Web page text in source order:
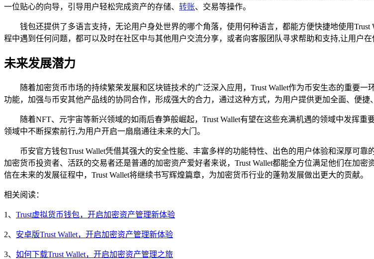
一位贴心的向导，引导用户轻松完成资产的存储、 转账、交易等操作。
钱包还提供了多语言支持，无论用户身处世界的哪个角落，使用何种语言，都能方便快捷地使用
程中遇到任何问题，都可以及时在社区中与其他用户交流分享，或者向客服团队寻求帮助和支持,让用户在
未来发展潜力
随着加密货币市场的持续繁荣发展和区块链技术的广泛深入应用，Trust Wallet作为币安生态的重要
功能，加强与币安其他产品线的协同合作，形成强大的合力，通过这种方式，为用户提供更加全面、便捷
随着NFT、元宇宙等新兴领域的如雨后春笋般崛起，Trust Wallet有望在这些充满机遇的领域中发挥
领域中不断探索前行,为用户开启一扇扇通往未来的大门。
币安官方钱包Trust Wallet凭借其强大的安全性能、丰富多样的功能特性、出色的用户体验和深厚可
加密货币投资者、活跃的交易者还是普通的加密资产爱好者来说，Trust Wallet都能全方位满足他们在加
信在未来的发展征程中，Trust Wallet将继续书写辉煌篇章，为加密货币行业的蓬勃发展做出更大的贡献。
相关阅读：
1、 Trust虚拟货币钱包，开启加密资产管理新体验
2、 安卓版Trust Wallet，开启加密资产管理新体验
3、 如何下载Trust Wallet，开启加密资产管理之旅